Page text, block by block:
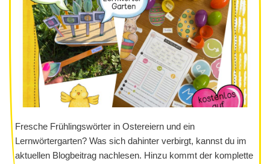
Fresche Frühlingswörter in Ostereiern und ein
Lernwörtergarten? Was sich dahinter verbirgt, kannst du im
aktuellen Blogbeitrag nachlesen. Hinzu kommt der komplette